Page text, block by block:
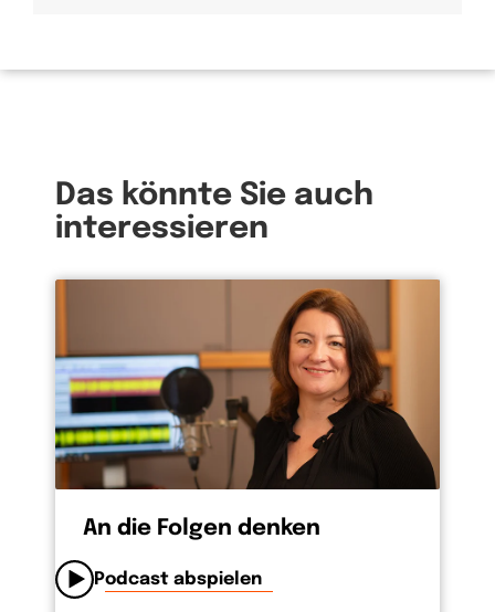
Das könnte Sie auch
interessieren
An die Folgen denken
Podcast abspielen